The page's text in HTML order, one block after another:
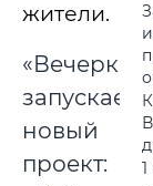
жители.
«Вечерка»
запускает
новый
проект: